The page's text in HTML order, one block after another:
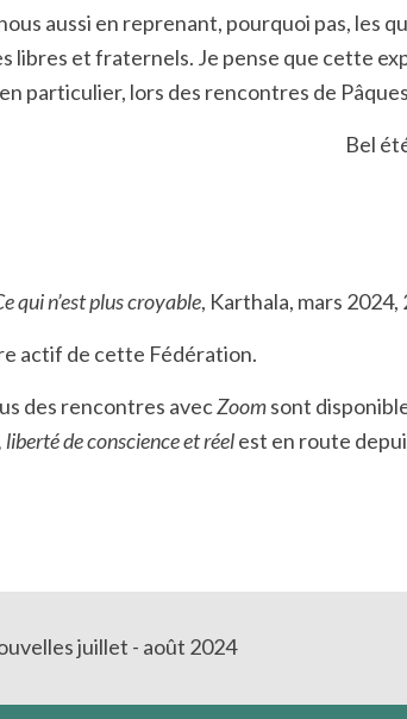
aussi en reprenant, pourquoi pas, les
libres et fraternels. Je pense que cette
particulier, lors des rencontres de
Bel
qui n’est plus croyable, Karthala, mars 2024,
actif de cette Fédération.
des rencontres avecZoomsont
liberté de conscience et réelest en route
juillet - août 2024